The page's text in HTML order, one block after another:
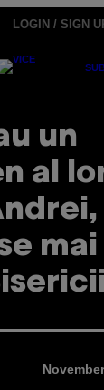
LOGIN / SIGN
un
al